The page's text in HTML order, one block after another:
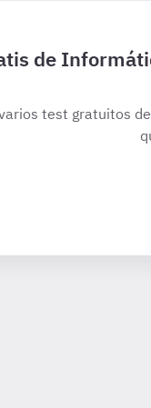
de
test gratuitos de